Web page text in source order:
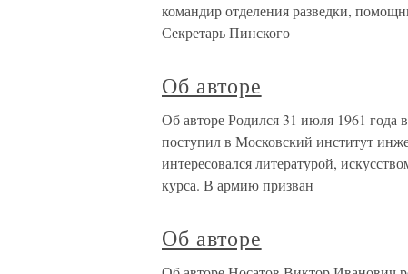
командир отделения разведки,
Секретарь Пинского
Об авторе
Об авторе Родился 31 июля 1961
поступил в Московский институт
интересовался литературой,
курса. В армию призван
Об авторе